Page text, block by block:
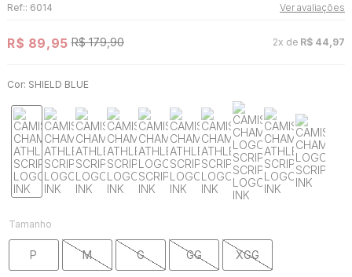
Ref:: 6014 Ver avaliações
R$ 89,95 R$ 179,90 2x de R$ 44 97
Cor: SHIELD BLUE
Tamanho
P M G GG XGG